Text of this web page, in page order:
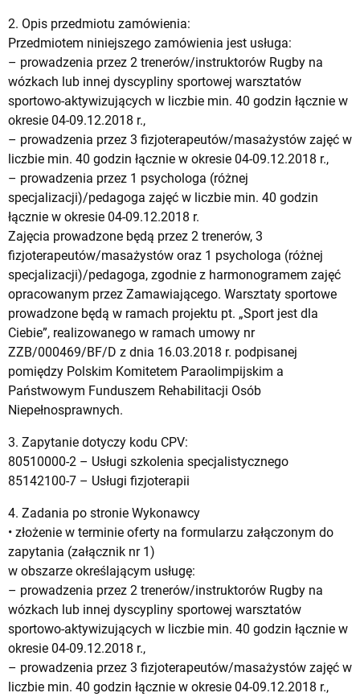
2. Opis przedmiotu zamówienia:
Przedmiotem niniejszego zamówienia jest usługa:
– prowadzenia przez 2 trenerów/instruktorów Rugby na
wózkach lub innej dyscypliny sportowej warsztatów
sportowo-aktywizujących w liczbie min. 40 godzin łącznie w
okresie 04-09.12.2018 r.,
– prowadzenia przez 3 fizjoterapeutów/masażystów zajęć w
liczbie min. 40 godzin łącznie w okresie 04-09.12.2018 r.,
– prowadzenia przez 1 psychologa (różnej
specjalizacji)/pedagoga zajęć w liczbie min. 40 godzin
łącznie w okresie 04-09.12.2018 r.
Zajęcia prowadzone będą przez 2 trenerów, 3
fizjoterapeutów/masażystów oraz 1 psychologa (różnej
specjalizacji)/pedagoga, zgodnie z harmonogramem zajęć
opracowanym przez Zamawiającego. Warsztaty sportowe
prowadzone będą w ramach projektu pt. „Sport jest dla
Ciebie”, realizowanego w ramach umowy nr
ZZB/000469/BF/D z dnia 16.03.2018 r. podpisanej
pomiędzy Polskim Komitetem Paraolimpijskim a
Państwowym Funduszem Rehabilitacji Osób
Niepełnosprawnych.
3. Zapytanie dotyczy kodu CPV:
80510000-2 – Usługi szkolenia specjalistycznego
85142100-7 – Usługi fizjoterapii
4. Zadania po stronie Wykonawcy
• złożenie w terminie oferty na formularzu załączonym do
zapytania (załącznik nr 1)
w obszarze określającym usługę:
– prowadzenia przez 2 trenerów/instruktorów Rugby na
wózkach lub innej dyscypliny sportowej warsztatów
sportowo-aktywizujących w liczbie min. 40 godzin łącznie w
okresie 04-09.12.2018 r.,
– prowadzenia przez 3 fizjoterapeutów/masażystów zajęć w
liczbie min. 40 godzin łącznie w okresie 04-09.12.2018 r.,